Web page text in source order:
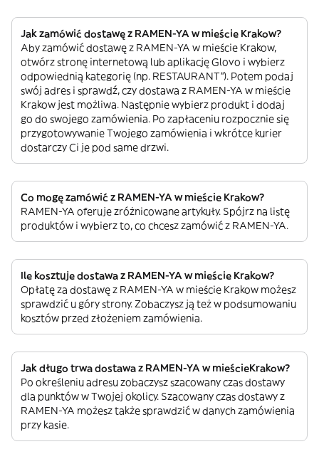
Jak zamówić dostawę z RAMEN-YA w mieście Krakow?
Aby zamówić dostawę z RAMEN-YA w mieście Krakow,
otwórz stronę internetową lub aplikację Glovo i wybierz
odpowiednią kategorię (np. RESTAURANT”). Potem podaj
swój adres i sprawdź, czy dostawa z RAMEN-YA w mieście
Krakow jest możliwa. Następnie wybierz produkt i dodaj
go do swojego zamówienia. Po zapłaceniu rozpocznie się
przygotowywanie Twojego zamówienia i wkrótce kurier
dostarczy Ci je pod same drzwi.
Co mogę zamówić z RAMEN-YA w mieście Krakow?
RAMEN-YA oferuje zróżnicowane artykuły. Spójrz na listę
produktów i wybierz to, co chcesz zamówić z RAMEN-YA.
Ile kosztuje dostawa z RAMEN-YA w mieście Krakow?
Opłatę za dostawę z RAMEN-YA w mieście Krakow możesz
sprawdzić u góry strony. Zobaczysz ją też w podsumowaniu
kosztów przed złożeniem zamówienia.
Jak długo trwa dostawa z RAMEN-YA w mieścieKrakow?
Po określeniu adresu zobaczysz szacowany czas dostawy
dla punktów w Twojej okolicy. Szacowany czas dostawy z
RAMEN-YA możesz także sprawdzić w danych zamówienia
przy kasie.